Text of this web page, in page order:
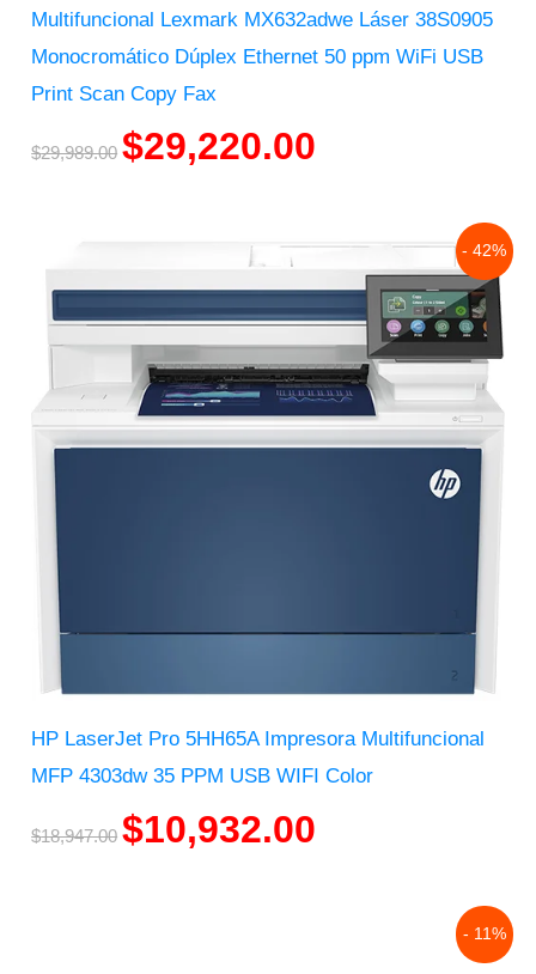
Multifuncional Lexmark MX632adwe Láser 38S0905
Monocromático Dúplex Ethernet 50 ppm WiFi USB
Print Scan Copy Fax
$29,989.00 $29,220.00
- 42%
HP LaserJet Pro 5HH65A Impresora Multifuncional
MFP 4303dw 35 PPM USB WIFI Color
$18,947.00
was:
$18,947.00.
$10,932.00
is:
$10,932.00.
- 11%